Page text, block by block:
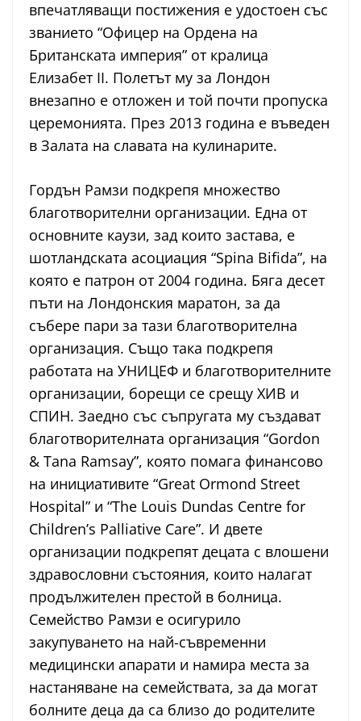
впечатляващи постижения е удостоен със
званието “Офицер на Ордена на
Британската империя” от кралица
Елизабет II. Полетът му за Лондон
внезапно е отложен и той почти пропуска
церемонията. През 2013 година е въведен
в Залата на славата на кулинарите.
Гордън Рамзи подкрепя множество
благотворителни организации. Една от
основните каузи, зад които застава, е
шотландската асоциация “Spina Bifida”, на
която е патрон от 2004 година. Бяга десет
пъти на Лондонския маратон, за да
събере пари за тази благотворителна
организация. Също така подкрепя
работата на УНИЦЕФ и благотворителните
организации, борещи се срещу ХИВ и
СПИН. Заедно със съпругата му създават
благотворителната организация “Gordon
& Tana Ramsay”, която помага финансово
на инициативите “Great Ormond Street
Hospital” и “The Louis Dundas Centre for
Children’s Palliative Care”. И двете
организации подкрепят децата с влошени
здравословни състояния, които налагат
продължителен престой в болница.
Семейство Рамзи е осигурило
закупуването на най-съвременни
медицински апарати и намира места за
настаняване на семействата, за да могат
болните деца да са близо до родителите